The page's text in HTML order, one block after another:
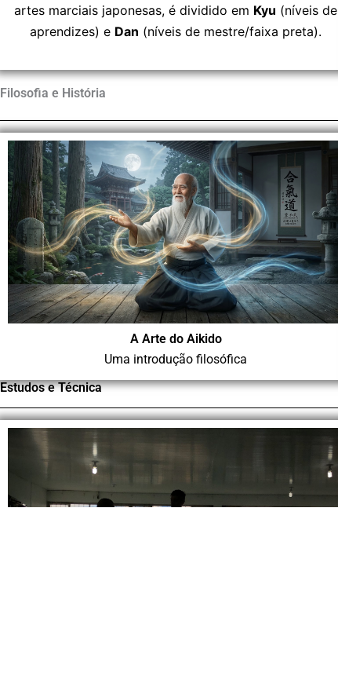
artes marciais japonesas, é dividido em Kyu (níveis de
aprendizes) e Dan (níveis de mestre/faixa preta).
Filosofia e História
A Arte do Aikido
Uma introdução filosófica
Estudos e Técnica